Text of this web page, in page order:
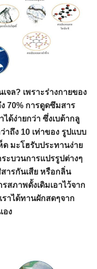
จล? เพราะร่างกายของ
70% การดูดซึมสาร
ด้ง่ายกว่า ซึ่งเบต้ากลู
ถึง 10 เท่าของ รูปแบบ
มะโฮรับประทานง่าย
ะบวนการแปรรูปต่างๆ
ารกันเสีย หรือกลิ่น
สภาพดั้งเดิมเอาไว้จาก
ราได้ทานผักสดๆจาก
อง